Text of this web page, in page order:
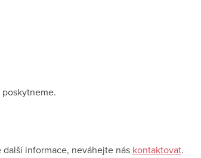
informace, neváhejte nás kontaktovat.